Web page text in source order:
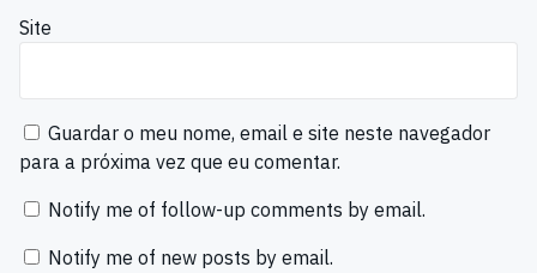
Site
Guardar o meu nome, email e site neste navegador
para a próxima vez que eu comentar.
Notify me of follow-up comments by email.
Notify me of new posts by email.